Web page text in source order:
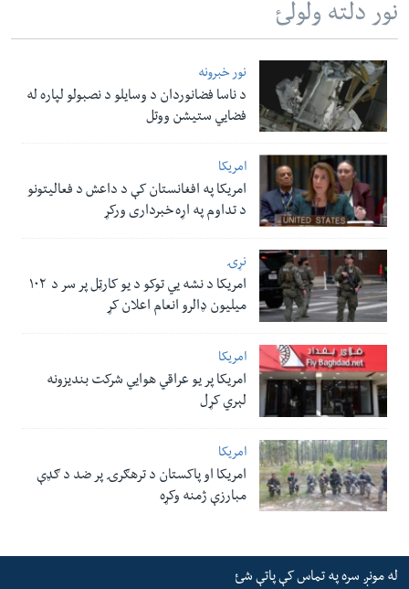
نور دلته ولولئ
نور خبرونه
د ناسا فضانوردان د وسایلو د نصبولو لپاره له
فضایي ستیشن ووتل
امریکا
امریکا په افغانستان کې د داعش د فعالیتونو
د تداوم په اړه خبرداری ورکړ
نړۍ
امریکا د نشه یي توکو د یو کارټل پر سر د ۱۰۲
میلیون ډالرو انعام اعلان کړ
امریکا
امریکا پر یو عراقي هوایي شرکت بندیزونه
لېري کړل
امریکا
امریکا او پاکستان د ترهګرۍ پر ضد د ګډې
مبارزې ژمنه وکړه
له مونږ سره په تماس کې پاتې شئ